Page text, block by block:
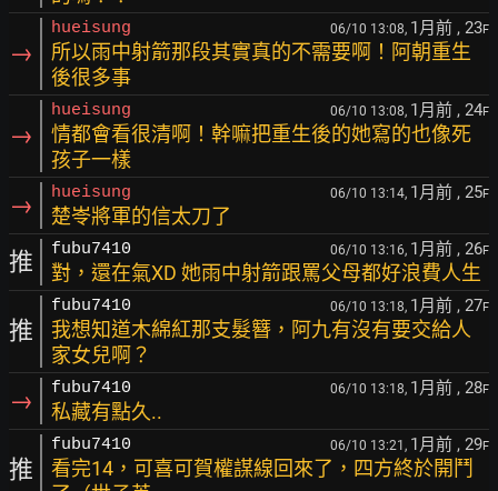
→
hueisung 06/10 13:08, 1月前 , 23F
所以雨中射箭那段其實真的不需要啊！阿朝重生
後很多事
→
hueisung 06/10 13:08, 1月前 , 24F
情都會看很清啊！幹嘛把重生後的她寫的也像死
孩子一樣
→ hueisung 06/10 13:14, 1月前 , 25F
楚岺將軍的信太刀了
推 fubu7410 06/10 13:16, 1月前 , 26F
對，還在氣XD 她雨中射箭跟罵父母都好浪費人生
推
fubu7410 06/10 13:18, 1月前 , 27F
我想知道木綿紅那支髮簪，阿九有沒有要交給人
家女兒啊？
→ fubu7410 06/10 13:18, 1月前 , 28F
私藏有點久..
推
fubu7410 06/10 13:21, 1月前 , 29F
看完14，可喜可賀權謀線回來了，四方終於開鬥